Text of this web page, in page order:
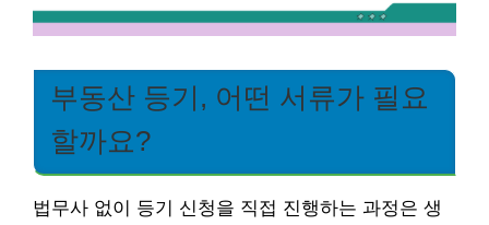
부동산 등기, 어떤 서류가 필요
할까요?
법무사 없이 등기 신청을 직접 진행하는 과정은 생